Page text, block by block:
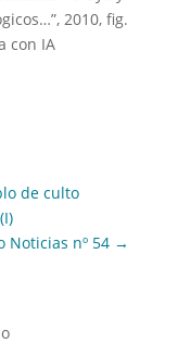
2010, fig.
con IA
de culto
Noticias nº 54 →